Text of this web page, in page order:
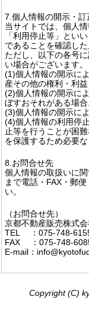
7.個人情報の開示・
当サイトでは、個人
「利用停止等」とい
であることを確認し
ただし、以下の各号
い場合がございます。
(1)個人情報の開示に
産その他の権利・利
(2)個人情報の開示に
ぼすおそれがある場合
(3)個人情報の開示に
(4)個人情報の利用停
止等を行うことが困
を保護するため必要
8.お問合せ先
個人情報の取扱いに
まで電話・FAX・郵
い。
（お問合せ先）
京都不動産販売株式会
TEL ：
FAX ：
E-mail：
Copyright (C)